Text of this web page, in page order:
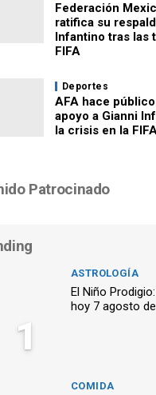
Federación
ratifica su
Infantino tras las
FIFA
Deportes
AFA hace
apoyo a Gianni
la crisis en la
Patrocinado
1
ASTROLOGÍA
El Niño
hoy 7 agosto
COMIDA